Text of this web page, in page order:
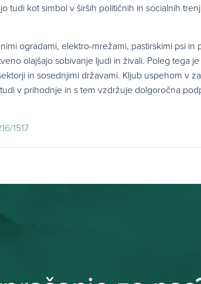
tudi kot simbol v širših političnih in socialnih
ogradami, elektro-mrežami, pastirskimi psi in
olajšajo sobivanje ljudi in živali. Poleg tega je
in sosednjimi državami. Kljub uspehom v
v prihodnje in s tem vzdržuje dolgoročna
1517